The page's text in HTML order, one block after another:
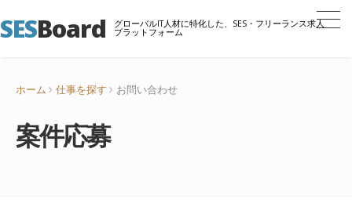
SESBoard グローバルIT人材に特化した、SES・フリーランス求人
プラットフォーム
ホーム 仕事を探す お問い合わせ
案件応募